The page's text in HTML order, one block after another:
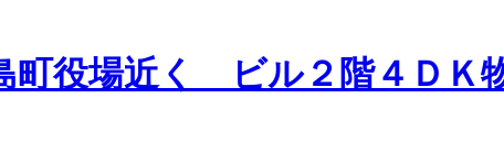
町役場近く ビル２階４ＤＫ